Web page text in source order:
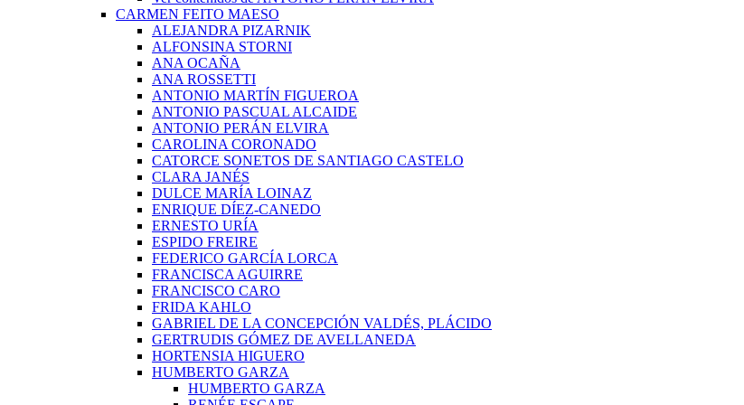
CARMEN FEITO MAESO
ALEJANDRA PIZARNIK
ALFONSINA STORNI
ANA OCAÑA
ANA ROSSETTI
ANTONIO MARTÍN FIGUEROA
ANTONIO PASCUAL ALCAIDE
ANTONIO PERÁN ELVIRA
CAROLINA CORONADO
CATORCE SONETOS DE SANTIAGO CASTELO
CLARA JANÉS
DULCE MARÍA LOINAZ
ENRIQUE DÍEZ-CANEDO
ERNESTO URÍA
ESPIDO FREIRE
FEDERICO GARCÍA LORCA
FRANCISCA AGUIRRE
FRANCISCO CARO
FRIDA KAHLO
GABRIEL DE LA CONCEPCIÓN VALDÉS, PLÁCIDO
GERTRUDIS GÓMEZ DE AVELLANEDA
HORTENSIA HIGUERO
HUMBERTO GARZA
HUMBERTO GARZA